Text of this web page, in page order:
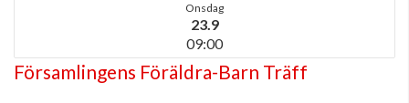
Onsdag
23.9
09:00
Församlingens Föräldra-Barn Träff